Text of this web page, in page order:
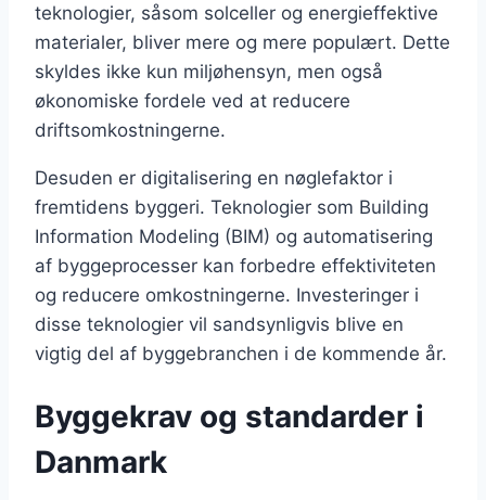
teknologier, såsom solceller og energieffektive
materialer, bliver mere og mere populært. Dette
skyldes ikke kun miljøhensyn, men også
økonomiske fordele ved at reducere
driftsomkostningerne.
Desuden er digitalisering en nøglefaktor i
fremtidens byggeri. Teknologier som Building
Information Modeling (BIM) og automatisering
af byggeprocesser kan forbedre effektiviteten
og reducere omkostningerne. Investeringer i
disse teknologier vil sandsynligvis blive en
vigtig del af byggebranchen i de kommende år.
Byggekrav og standarder i
Danmark